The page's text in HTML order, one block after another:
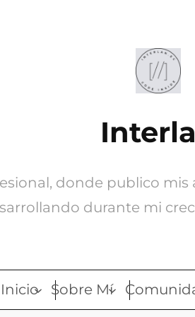
donde publico
durante mi
Inicio Sobre Mí